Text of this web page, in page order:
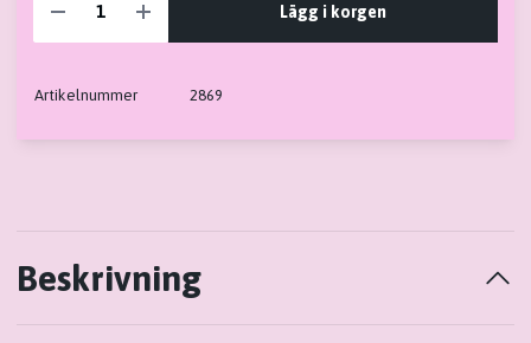
Lägg i korgen
Artikelnummer 2869
Beskrivning